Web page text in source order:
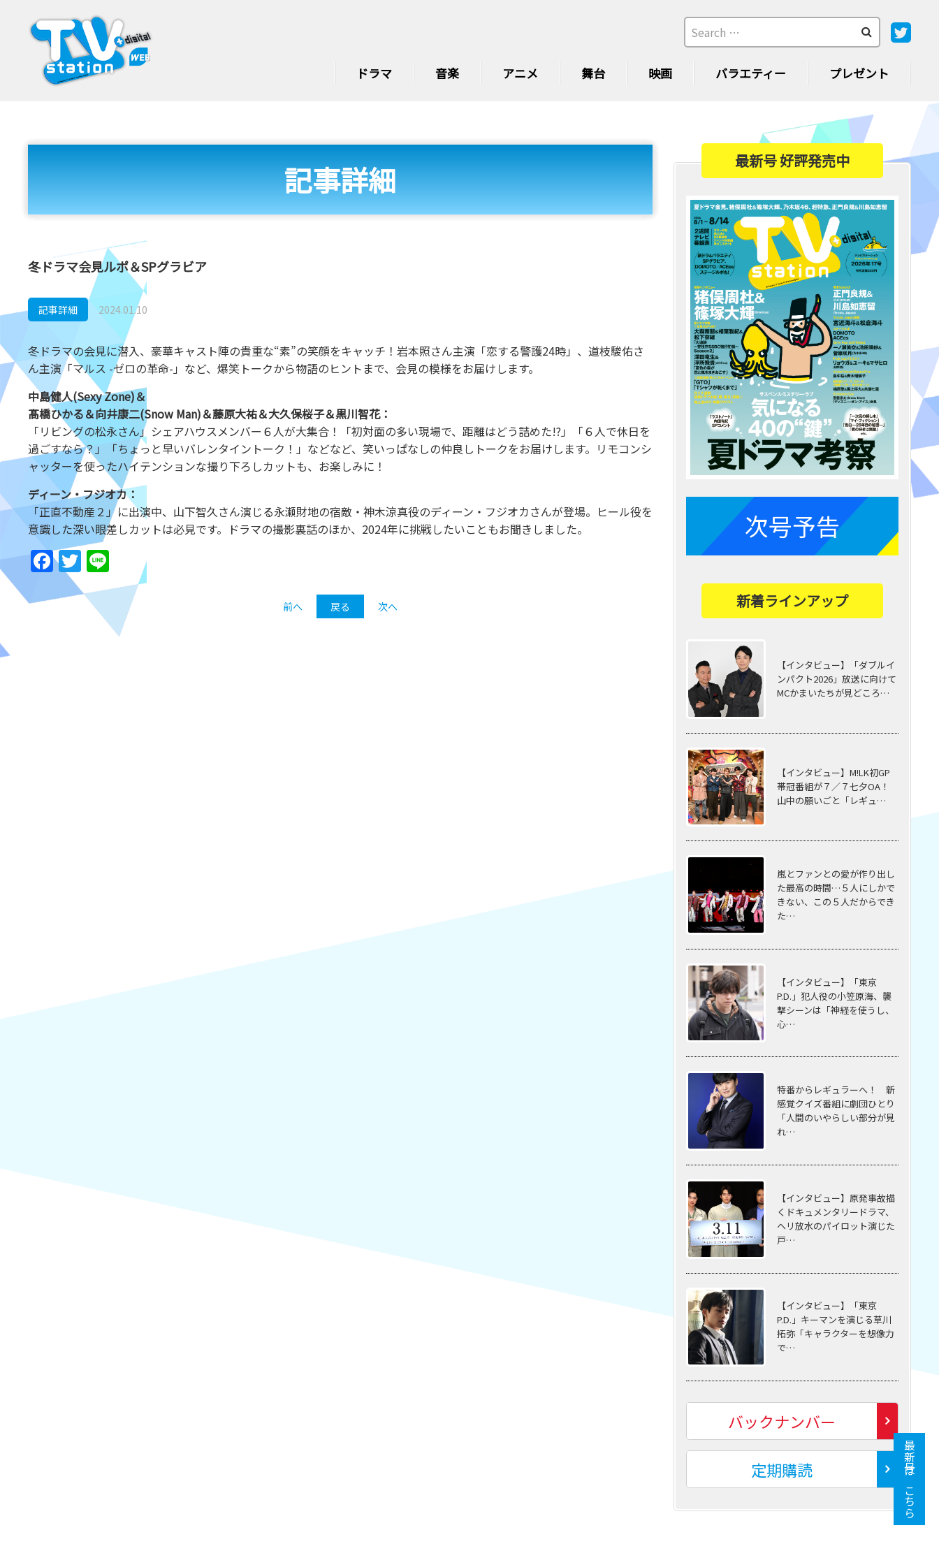
ドラマ 音楽 アニメ 舞台 映画 バラエティー プレゼント
記事詳細
冬ドラマ会見ルポ＆SPグラビア
記事詳細 2024.01.10
冬ドラマの会見に潜入、豪華キャスト陣の貴重な“素”の笑顔をキャッチ！岩本照さん主演「恋する警護24時」、道枝駿佑さ
ん主演「マルス -ゼロの革命-」など、爆笑トークから物語のヒントまで、会見の模様をお届けします。
中島健人(Sexy Zone)＆
髙橋ひかる＆向井康二(Snow Man)＆藤原大祐＆大久保桜子＆黒川智花：
「リビングの松永さん」シェアハウスメンバー６人が大集合！「初対面の多い現場で、距離はどう詰めた!?」「６人で休日を
過ごすなら？」「ちょっと早いバレンタイントーク！」などなど、笑いっぱなしの仲良しトークをお届けします。リモコンシ
ャッターを使ったハイテンションな撮り下ろしカットも、お楽しみに！
ディーン・フジオカ：
「正直不動産２」に出演中、山下智久さん演じる永瀬財地の宿敵・神木涼真役のディーン・フジオカさんが登場。ヒール役を
意識した深い眼差しカットは必見です。ドラマの撮影裏話のほか、2024年に挑戦したいこともお聞きしました。
Facebook
Twitter
Line
前へ 戻る 次へ
最新号 好評発売中
次号予告
新着ラインアップ
【インタビュー】「ダブルイ
ンパクト2026」放送に向けて
MCかまいたちが見どころ…
【インタビュー】M!LK初GP
帯冠番組が７／７七夕OA！
山中の願いごと「レギュ…
嵐とファンとの愛が作り出し
た最高の時間…５⼈にしかで
きない、この５⼈だからでき
た…
【インタビュー】「東京
P.D.」犯人役の小笠原海、襲
撃シーンは「神経を使うし、
心…
特番からレギュラーへ！ 新
感覚クイズ番組に劇団ひとり
「人間のいやらしい部分が見
れ…
【インタビュー】原発事故描
くドキュメンタリードラマ、
ヘリ放水のパイロット演じた
戸…
【インタビュー】「東京
P.D.」キーマンを演じる草川
拓弥「キャラクターを想像力
で…
バックナンバー
定期購読 最新号はこちら